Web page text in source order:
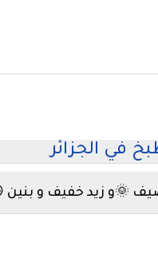
في الجزائر
🌞و زيد خفيف و